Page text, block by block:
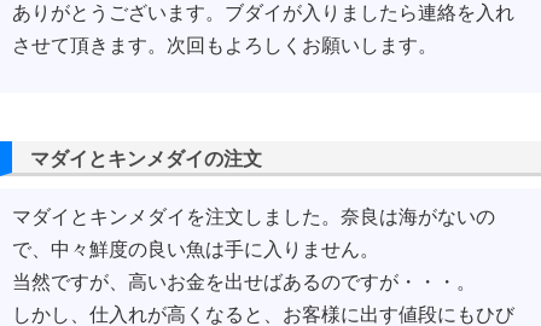
ありがとうございます。ブダイが入りましたら連絡を入れ
させて頂きます。次回もよろしくお願いします。
マダイとキンメダイの注文
マダイとキンメダイを注文しました。奈良は海がないの
で、中々鮮度の良い魚は手に入りません。
当然ですが、高いお金を出せばあるのですが・・・。
しかし、仕入れが高くなると、お客様に出す値段にもひび